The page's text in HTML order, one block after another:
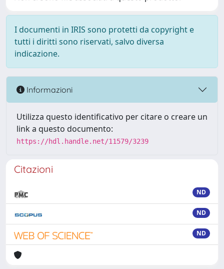
I documenti in IRIS sono protetti da copyright e
tutti i diritti sono riservati, salvo diversa
indicazione.
Informazioni
Utilizza questo identificativo per citare o creare un
link a questo documento:
https://hdl.handle.net/11579/3239
Citazioni
ND
ND
ND